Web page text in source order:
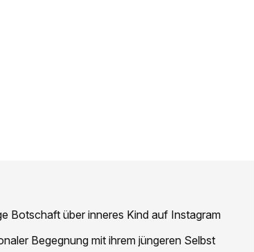
Botschaft über inneres Kind auf Instagram
Begegnung mit ihrem jüngeren Selbst